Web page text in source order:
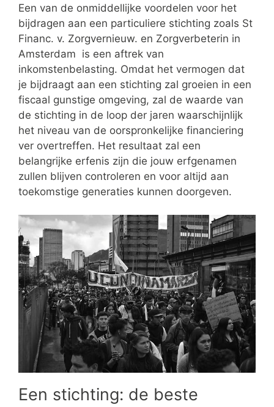
Een van de onmiddellijke voordelen voor het
bijdragen aan een particuliere stichting zoals St
Financ. v. Zorgvernieuw. en Zorgverbeterin in
Amsterdam is een aftrek van
inkomstenbelasting. Omdat het vermogen dat
je bijdraagt aan een stichting zal groeien in een
fiscaal gunstige omgeving, zal de waarde van
de stichting in de loop der jaren waarschijnlijk
het niveau van de oorspronkelijke financiering
ver overtreffen. Het resultaat zal een
belangrijke erfenis zijn die jouw erfgenamen
zullen blijven controleren en voor altijd aan
toekomstige generaties kunnen doorgeven.
Een stichting: de beste